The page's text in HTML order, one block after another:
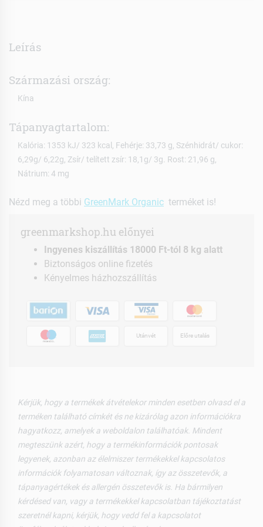
Leírás
Származási ország:
Kína
Tápanyagtartalom:
Kalória: 1353 kJ/ 323 kcal, Fehérje: 33,73 g, Szénhidrát/ cukor:
6,29g/ 6,22g, Zsír/ telített zsír: 18,1g/ 3g. Rost: 21,96 g,
Nátrium: 4 mg
Nézd meg a többi GreenMark Organic terméket is!
greenmarkshop.hu előnyei
Ingyenes kiszállítás 18000 Ft-tól 8 kg alatt
Biztonságos online fizetés
Kényelmes házhozszállítás
Utánvét Előre utalás
Kérjük, hogy a termékek átvételekor minden esetben olvasd el a
terméken található címkét és ne kizárólag azon információkra
hagyatkozz, amelyek a weboldalon találhatóak. Mindent
megteszünk azért, hogy a termékinformációk pontosak
legyenek, azonban az élelmiszer termékekkel kapcsolatos
információk folyamatosan változnak, így az összetevők, a
tápanyagértékek és allergén összetevők is. Ha bármilyen
kérdésed van, vagy a termékekkel kapcsolatban tájékoztatást
szeretnél kapni, kérjük, hogy vedd fel a kapcsolatot